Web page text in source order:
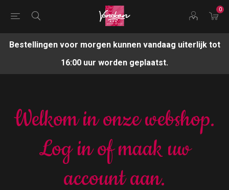
0
Bestellingen voor morgen kunnen vandaag uiterlijk tot
16:00 uur worden geplaatst.
Welkom in onze webshop.
Log in of maak uw
account aan.